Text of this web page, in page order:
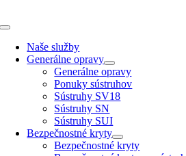
to
Toggle
NavigationNaše služby
Generálne opravy
Generálne opravy
Ponuky sústruhov
Sústruhy SV18
Sústruhy SN
Sústruhy SUI
Bezpečnostné kryty
Bezpečnostné kryty